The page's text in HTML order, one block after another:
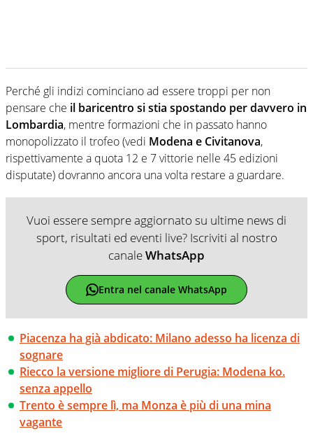
Perché gli indizi cominciano ad essere troppi per non
pensare che il baricentro si stia spostando per davvero in
Lombardia, mentre formazioni che in passato hanno
monopolizzato il trofeo (vedi Modena e Civitanova,
rispettivamente a quota 12 e 7 vittorie nelle 45 edizioni
disputate) dovranno ancora una volta restare a guardare.
Vuoi essere sempre aggiornato su ultime news di
sport, risultati ed eventi live? Iscriviti al nostro
canaleWhatsApp
Entra nel canale WhatsApp
Piacenza ha già abdicato: Milano adesso ha licenza di
sognare
Riecco la versione migliore di Perugia: Modena ko.
senza appello
Trento è sempre lì, ma Monza è più di una mina
vagante